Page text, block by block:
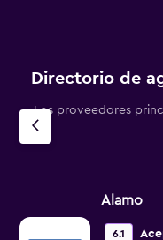
Directorio de
Los proveedores
Alamo
6.1